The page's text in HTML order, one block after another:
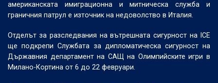
американската имиграционна и митническа служба и
граничния патрул е източник на недоволство в Италия.
Отделът за разследвания на вътрешната сигурност на ICE
ще подкрепи Службата за дипломатическа сигурност на
Държавния департамент на САЩ на Олимпийските игри в
Милано-Кортина от 6 до 22 февруари.